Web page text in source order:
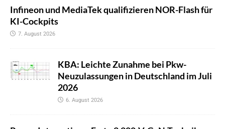
Infineon und MediaTek qualifizieren NOR-Flash für
KI-Cockpits
7. August 2026
KBA: Leichte Zunahme bei Pkw-
Neuzulassungen in Deutschland im Juli
2026
6. August 2026